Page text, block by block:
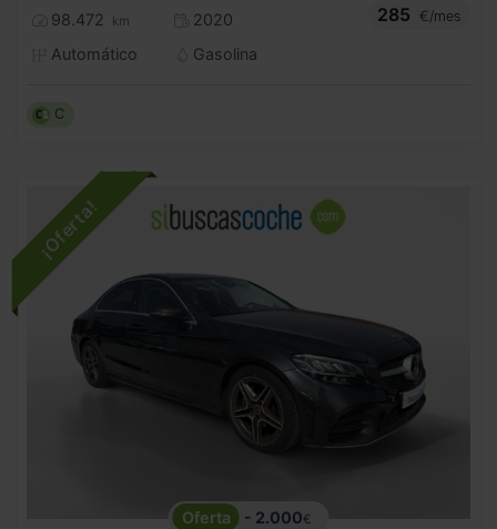
98.472 km
2020
Automático
Gasolina
285
€/mes
C
- 2.000€